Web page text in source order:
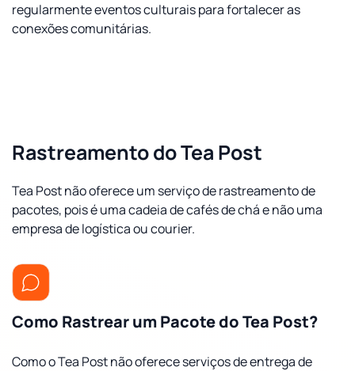
regularmente eventos culturais para fortalecer as
conexões comunitárias.
Rastreamento do Tea Post
Tea Post não oferece um serviço de rastreamento de
pacotes, pois é uma cadeia de cafés de chá e não uma
empresa de logística ou courier.
Como Rastrear um Pacote do Tea Post?
Como o Tea Post não oferece serviços de entrega de